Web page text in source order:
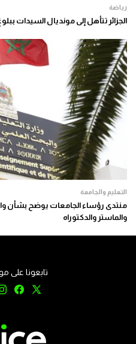
رياضة
الجزائر تتأهل إلى مونديال السيدات
التعليم والجامعة
منتدى رؤساء الجامعات يوضح بشأن
والماستر والدكتوراه
تابعونا على